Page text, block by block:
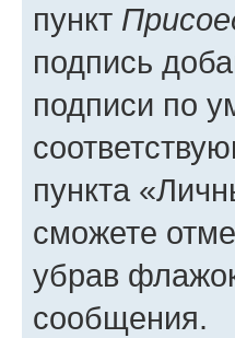
пункт
подпись
подписи по
пункта
сможете
убрав
сообщения.